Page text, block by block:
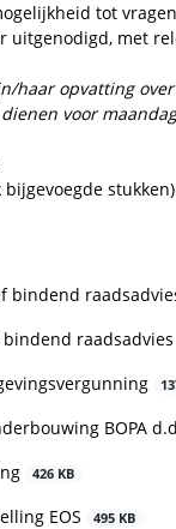
tot
uitgenodigd, met
haar opvatting
voor
stukken)
bindend
BOPA
426 KB
EOS 495 KB